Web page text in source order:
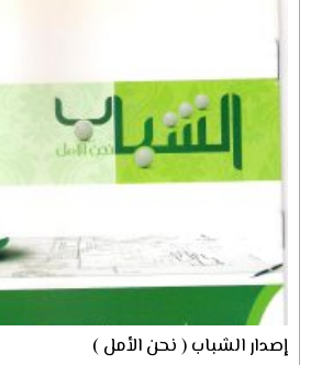
إصدار الشباب ( نحن الأمل )